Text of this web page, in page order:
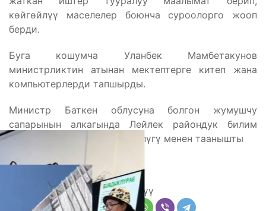
көйгөйлүү маселелер боюнча суроолорго жооп
берди.
Буга кошумча Уланбек Мамбетакунов
министрликтин атынан мектептерге китеп жана
компьютерлерди тапшырды.
Министр Баткен облусуна болгон жумушчу
сапарынын алкагында Лейлек райондук билим
берүү бөлүмүнүн ишмердүүлүгү менен таанышты
Бөлүшүү